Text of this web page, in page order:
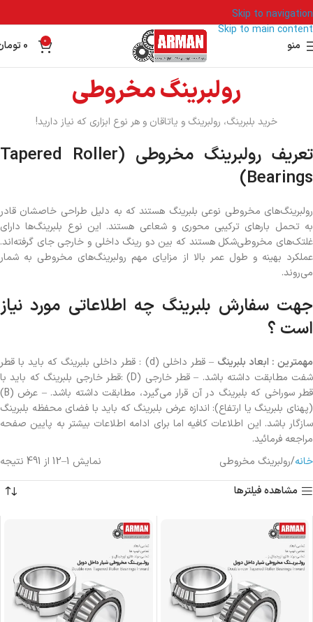
Skip to navigation
Skip to main content
منو
0
0
رولبرینگ مخروطی
خرید بلبرینگ، رولبرینگ و یاتاقان و هر نوع ابزاری که نیاز دارید!
تعریف رولبرینگ مخروطی (Tapered Roller
Bearings)
رولبرینگ‌های مخروطی نوعی بلبرینگ هستند که به دلیل طراحی خاصشان قادر
به تحمل بارهای ترکیبی محوری و شعاعی هستند. این نوع بلبرینگ‌ها دارای
غلتک‌های مخروطی‌شکل هستند که بین دو رینگ داخلی و خارجی جای گرفته‌اند.
عملکرد بهینه و طول عمر بالا از مزایای مهم رولبرینگ‌های مخروطی به شمار
می‌روند.
جهت سفارش بلبرینگ چه اطلاعاتی مورد نیاز
است ؟
مهمترین : ابعاد بلبرینگ
– قطر داخلی (d) : قطر داخلی بلبرینگ که باید با قطر
شفت مطابقت داشته باشد. – قطر خارجی (D) :قطر خارجی بلبرینگ که باید با
قطر سوراخی که بلبرینگ در آن قرار می‌گیرد، مطابقت داشته باشد. – عرض (B)
(پهنای بلبرینگ یا ارتفاع): اندازه عرض بلبرینگ که باید با فضای محفظه بلبرینگ
سازگار باشد. این اطلاعات کافیه اما برای ادامه اطلاعات بیشتر به پایین صفحه
مراجعه فرمائيد.
خانه رولبرینگ‌ مخروطی
نمایش 1–12 از 491 نتیجه
مشاهده فیلترها